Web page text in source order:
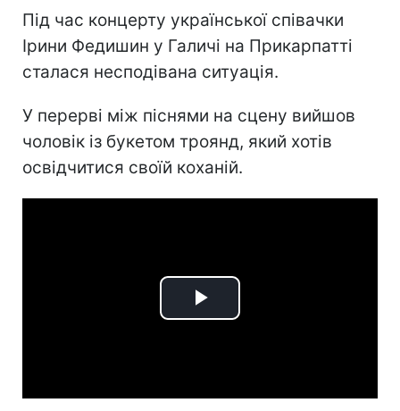
Під час концерту української співачки
Ірини Федишин у Галичі на Прикарпатті
сталася несподівана ситуація.
У перерві між піснями на сцену вийшов
чоловік із букетом троянд, який хотів
освідчитися своїй коханій.
Play